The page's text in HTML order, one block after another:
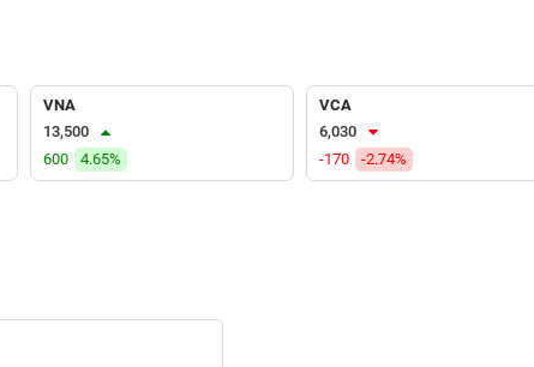
VNA
13,500
600
4.65%
VCA
6,030
-170
-2.74%